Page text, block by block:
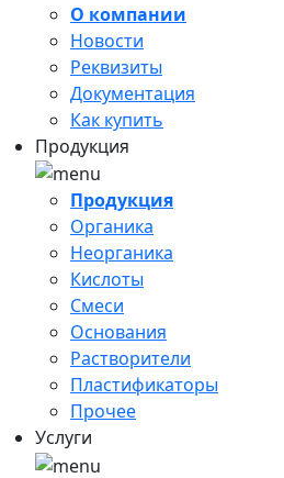
О компании
Новости
Реквизиты
Документация
Как купить
Продукция
Продукция
Органика
Неорганика
Кислоты
Смеси
Основания
Растворители
Пластификаторы
Прочее
Услуги